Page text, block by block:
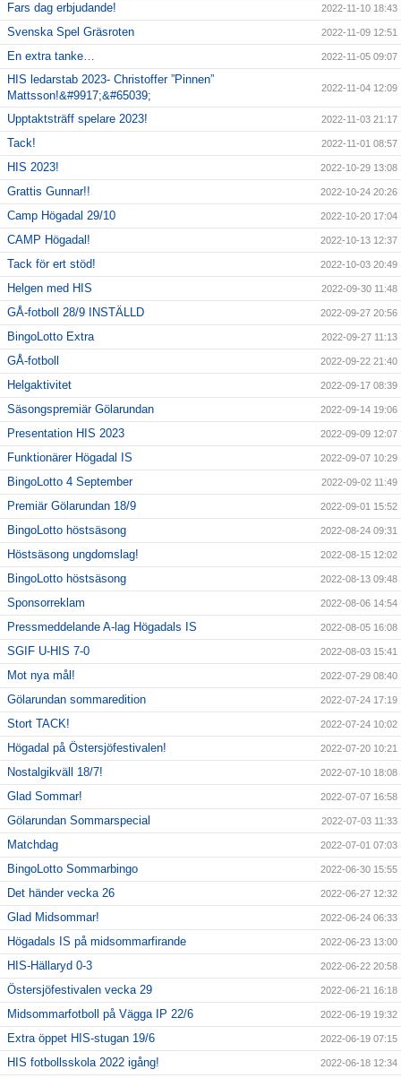
Fars dag erbjudande! 2022-11-10 18:43
Svenska Spel Gräsroten 2022-11-09 12:51
En extra tanke… 2022-11-05 09:07
HIS ledarstab 2023- Christoffer ”Pinnen”
Mattsson!&#9917;&#65039;
2022-11-04 12:09
Upptaktsträff spelare 2023! 2022-11-03 21:17
Tack! 2022-11-01 08:57
HIS 2023! 2022-10-29 13:08
Grattis Gunnar!! 2022-10-24 20:26
Camp Högadal 29/10 2022-10-20 17:04
CAMP Högadal! 2022-10-13 12:37
Tack för ert stöd! 2022-10-03 20:49
Helgen med HIS 2022-09-30 11:48
GÅ-fotboll 28/9 INSTÄLLD 2022-09-27 20:56
BingoLotto Extra 2022-09-27 11:13
GÅ-fotboll 2022-09-22 21:40
Helgaktivitet 2022-09-17 08:39
Säsongspremiär Gölarundan 2022-09-14 19:06
Presentation HIS 2023 2022-09-09 12:07
Funktionärer Högadal IS 2022-09-07 10:29
BingoLotto 4 September 2022-09-02 11:49
Premiär Gölarundan 18/9 2022-09-01 15:52
BingoLotto höstsäsong 2022-08-24 09:31
Höstsäsong ungdomslag! 2022-08-15 12:02
BingoLotto höstsäsong 2022-08-13 09:48
Sponsorreklam 2022-08-06 14:54
Pressmeddelande A-lag Högadals IS 2022-08-05 16:08
SGIF U-HIS 7-0 2022-08-03 15:41
Mot nya mål! 2022-07-29 08:40
Gölarundan sommaredition 2022-07-24 17:19
Stort TACK! 2022-07-24 10:02
Högadal på Östersjöfestivalen! 2022-07-20 10:21
Nostalgikväll 18/7! 2022-07-10 18:08
Glad Sommar! 2022-07-07 16:58
Gölarundan Sommarspecial 2022-07-03 11:33
Matchdag 2022-07-01 07:03
BingoLotto Sommarbingo 2022-06-30 15:55
Det händer vecka 26 2022-06-27 12:32
Glad Midsommar! 2022-06-24 06:33
Högadals IS på midsommarfirande 2022-06-23 13:00
HIS-Hällaryd 0-3 2022-06-22 20:58
Östersjöfestivalen vecka 29 2022-06-21 16:18
Midsommarfotboll på Vägga IP 22/6 2022-06-19 19:32
Extra öppet HIS-stugan 19/6 2022-06-19 07:15
HIS fotbollsskola 2022 igång! 2022-06-18 12:34